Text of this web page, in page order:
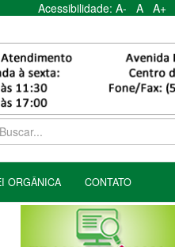
Acessibilidade:A- A A+
ORGÂNICA CONTATO